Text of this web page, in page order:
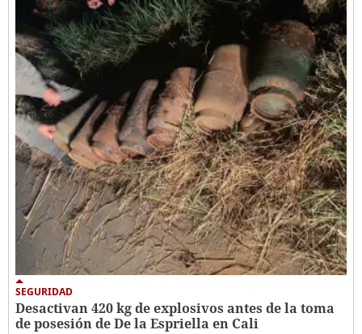
SEGURIDAD
Desactivan 420 kg de explosivos antes de la toma
de posesión de De la Espriella en Cali